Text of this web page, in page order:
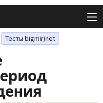
Тесты bigmir)net